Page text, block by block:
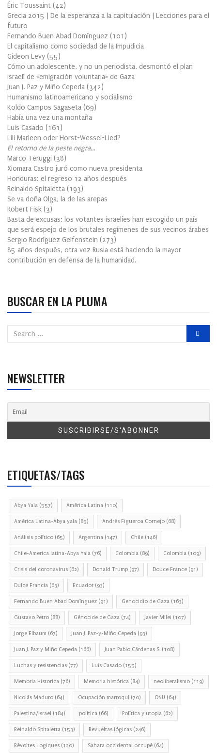
Éric Toussaint (42)
Grecia 2015 | De la esperanza a la capitulación | Lecciones para el
futuro
Fernando Buen Abad Domínguez (101 )
El capitalismo como sociedad de la Impudicia
Gideon Levy (55)
Cómo un adolescente, y no un periodista, desmontó el plan
israelí de «emigración voluntaria» de Gaza
Juan J. Paz y Miño Cepeda (342)
Humanismo latinoamericano y socialismo
Koldo Campos Sagaseta (69)
Había una vez una montaña
Luis Casado (161 )
Lili Marleen oder Horst-Wessel-Lied?
El retorno de la peste negra…
Marco Teruggi (38)
Xiomara Castro juró como nueva presidenta
Honduras: el regreso 12 años después
Reinaldo Spitaletta (193)
Se va doña Olga, la de las arepas
Robert Fisk (3)
Basta de excusas: los votantes israelíes han escogido un país
que será espejo de los brutales regímenes de sus vecinos árabes
Sergio Rodríguez Gelfenstein (273)
85 años después, otra vez Rusia está haciendo la mayor
contribución en defensa de la humanidad.
BUSCAR EN LA PLUMA
NEWSLETTER
ETIQUETAS/TAGS
Abya Yala (557) América Latina (110)
América Latina-Abya yala (85) Andrés Figueroa Cornejo (68)
Análisis político (65) Argentina (147) Chile (146)
Chile-America latina-Abya Yala (76) Colombia (89) Colombia (109)
Crisis del coronavirus (62) Donald Trump (97) Douce France (91)
Dulce Francia (63) Ecuador (93)
Fernando Buen Abad Domínguez (91) Genocidio de Gaza (163)
Gustavo Petro (88) Génocide de Gaza (74) Javier Milei (107)
Jorge Elbaum (67) Juan J. Paz-y-Miño Cepeda (93)
Juan J. Paz y Miño Cepeda (166) Juan Pablo Cárdenas S. (108)
Luchas y resistencias (77) Luis Casado (155)
Memoria Historica (76) Memoria histórica (84) neoliberalismo (119)
Nicolás Maduro (64) Ocupación marroquí (70) ONU (64)
Palestina/Israel (184) política (66) Política y utopia (62)
Reinaldo Spitaletta (153) Revueltas lógicas (246)
Révoltes Logiques (120) Sahara occidental occupé (64)